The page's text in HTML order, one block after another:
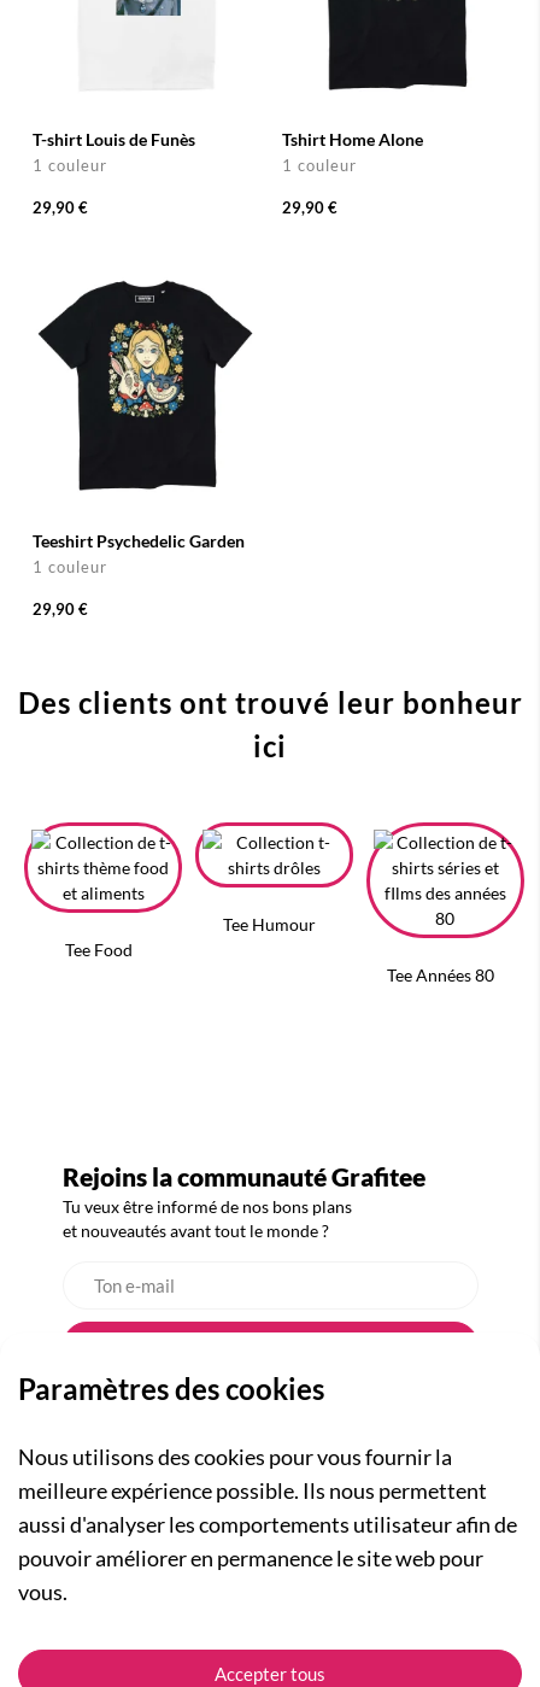
T-shirt Louis de Funès
1 couleur
29,90 €
Tshirt Home Alone
1 couleur
29,90 €
Teeshirt Psychedelic Garden
1 couleur
29,90 €
Des clients ont trouvé leur bonheur
ici
Tee Food
Tee Humour
Tee Années 80
Rejoins la communauté Grafitee
Tu veux être informé de nos bons plans
et nouveautés avant tout le monde ?
A PROPOS
Qui sommes-nous ?
Actualités
Nos engagements
Collection Femme
ASSISTANCE
Paramètres des cookies
Nous utilisons des cookies pour vous fournir la
meilleure expérience possible. Ils nous permettent
aussi d'analyser les comportements utilisateur afin de
pouvoir améliorer en permanence le site web pour
vous.
Accepter tous